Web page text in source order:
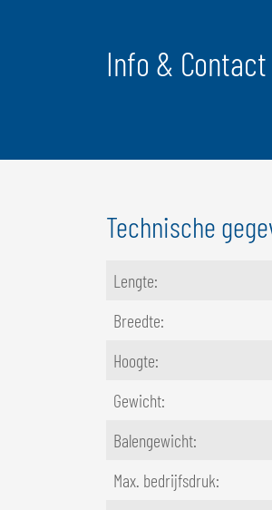
Info & Contact
Technische
Lengte:
Breedte:
Hoogte:
Gewicht:
Balengewicht:
Max. bedrijfsdruk: